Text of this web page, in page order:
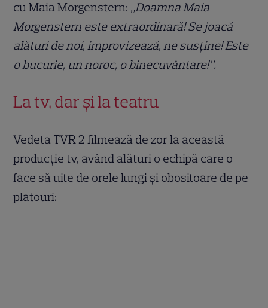
cu Maia Morgenstern: „Doamna Maia
Morgenstern este extraordinară! Se joacă
alături de noi, improvizează, ne susține! Este
o bucurie, un noroc, o binecuvântare!”.
La tv, dar şi la teatru
Vedeta TVR 2 filmează de zor la această
producţie tv, având alături o echipă care o
face să uite de orele lungi şi obositoare de pe
platouri: